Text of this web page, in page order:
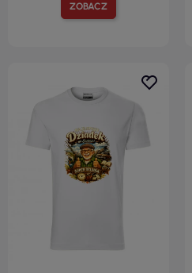
ZOBACZ